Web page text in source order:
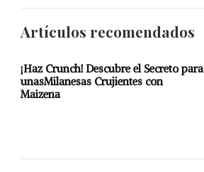
Artículos recomendados
¡Haz Crunch! Descubre el Secreto para
unasMilanesas Crujientes con
Maizena